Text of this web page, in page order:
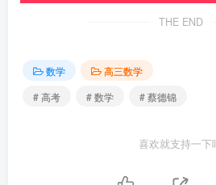
THE END
数学
高三数学
# 高考
# 数学 # 蔡德锦
喜欢就支持一下